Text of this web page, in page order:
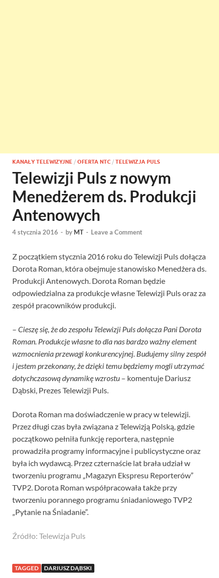
KANAŁY TELEWIZYJNE / OFERTA NTC / TELEWIZJA PULS
Telewizji Puls z nowym
Menedżerem ds. Produkcji
Antenowych
4 stycznia 2016 - by MT - Leave a Comment
Z początkiem stycznia 2016 roku do Telewizji Puls dołącza
Dorota Roman, która obejmuje stanowisko Menedżera ds.
Produkcji Antenowych. Dorota Roman będzie
odpowiedzialna za produkcje własne Telewizji Puls oraz za
zespół pracowników produkcji.
– Cieszę się, że do zespołu Telewizji Puls dołącza Pani Dorota
Roman. Produkcje własne to dla nas bardzo ważny element
wzmocnienia przewagi konkurencyjnej. Budujemy silny zespół
i jestem przekonany, że dzięki temu będziemy mogli utrzymać
dotychczasową dynamikę wzrostu – komentuje Dariusz
Dąbski, Prezes Telewizji Puls.
Dorota Roman ma doświadczenie w pracy w telewizji.
Przez długi czas była związana z Telewizją Polską, gdzie
początkowo pełniła funkcję reportera, następnie
prowadziła programy informacyjne i publicystyczne oraz
była ich wydawcą. Przez czternaście lat brała udział w
tworzeniu programu „Magazyn Ekspresu Reporterów”
TVP2. Dorota Roman współpracowała także przy
tworzeniu porannego programu śniadaniowego TVP2
„Pytanie na Śniadanie”.
Źródło: Telewizja Puls
TAGGED DARIUSZ DĄBSKI